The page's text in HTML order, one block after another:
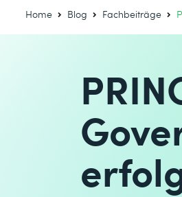
Home Blog Fachbeiträge